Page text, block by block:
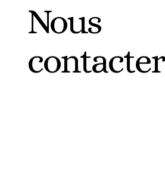
Nous
contacter